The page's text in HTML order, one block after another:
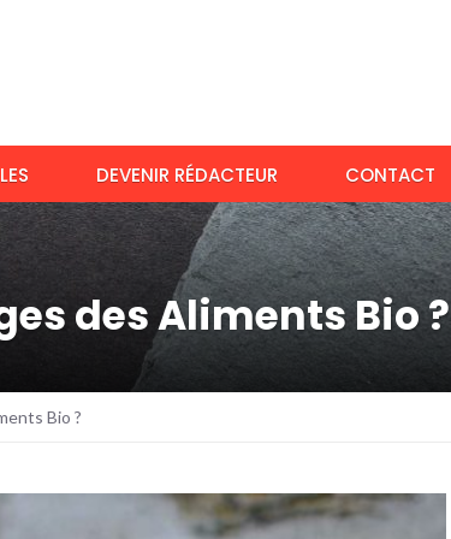
DEVENIR RÉDACTEUR CONTACT
des Aliments Bio ?
Bio ?